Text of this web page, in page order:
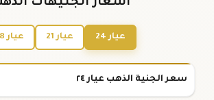
أسعار الجنيهات
عيار 24 عيار 21 عيار 18
سعر الجنية الذهب عيار ٢٤